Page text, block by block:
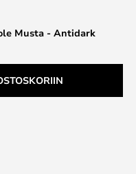
Musta - Antidark